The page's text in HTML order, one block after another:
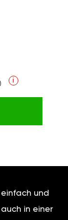
i
und
in einer